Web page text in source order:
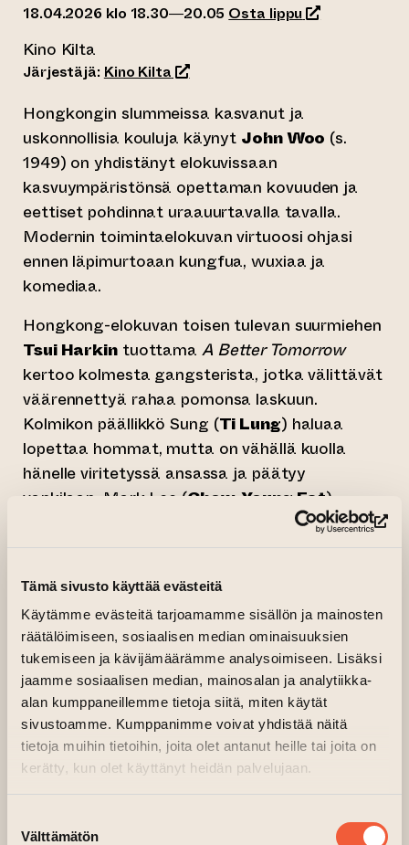
Tämä sivusto käyttää evästeitä
Käytämme evästeitä tarjoamamme sisällön ja mainosten
räätälöimiseen, sosiaalisen median ominaisuuksien
tukemiseen ja kävijämäärämme analysoimiseen. Lisäksi
jaamme sosiaalisen median, mainosalan ja analytiikka-
alan kumppaneillemme tietoja siitä, miten käytät
sivustoamme. Kumppanimme voivat yhdistää näitä
tietoja muihin tietoihin, joita olet antanut heille tai joita on
kerätty, kun olet käyttänyt heidän palvelujaan.
valinta
Välttämätön
18.04.2026 klo 18.30—20.05 Osta lippu (siirtyy
Kino Kilta
Järjestäjä: Kino Kilta(siirtyy toiseen verkkopalveluun)
Hongkongin slummeissa kasvanut ja
uskonnollisia kouluja käynyt John Woo (s.
1949) on yhdistänyt elokuvissaan
kasvuympäristönsä opettaman kovuuden ja
eettiset pohdinnat uraauurtavalla tavalla.
Modernin toimintaelokuvan virtuoosi ohjasi
ennen läpimurtoaan kungfua, wuxiaa ja
komediaa.
Hongkong-elokuvan toisen tulevan suurmiehen
Tsui Harkintuottama A Better Tomorrow
kertoo kolmesta gangsterista, jotka välittävät
väärennettyä rahaa pomonsa laskuun.
Kolmikon päällikkö Sung (Ti Lung) haluaa
lopettaa hommat, mutta on vähällä kuolla
hänelle viritetyssä ansassa ja päätyy
vankilaan. Mark Lee (Chow-Young Fat)
kostaa, mutta vammautuu ja päätyy
kerjäläiseksi. Shing (Waise Lee) paljastuu
Kun Sung vapautuu vankilasta, hän kohtaa
poliisiveljensä (Leslie Cheung) halveksunnan ja
Shingin kätyreiden paineen. Ex-rikollisen
pyrkimys kunnialliseen elämään vaatii verisiä
uhrauksia.
Vakavahenkiseltä ja tuntemattomilla
näyttelijöillä roolitetulta elokuvalta ei odotettu
paljoa, mutta A Better Tomorrow nousi